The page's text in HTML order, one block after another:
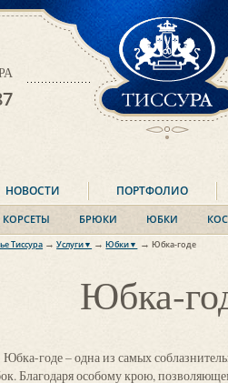
ТИССУРА
Тиссура → Услуги▼
Блузки и корсеты
Юбки
Костюмы
Пальто
→ Юбки▼
Прямая
Расклешенная
Пышная
→ Юбка-годе
Юбка-
Юбка-годе – одна из самых
Благодаря особому крою,
НОВОСТИ ПОРТФОЛИО
БРЮКИ ЮБКИ